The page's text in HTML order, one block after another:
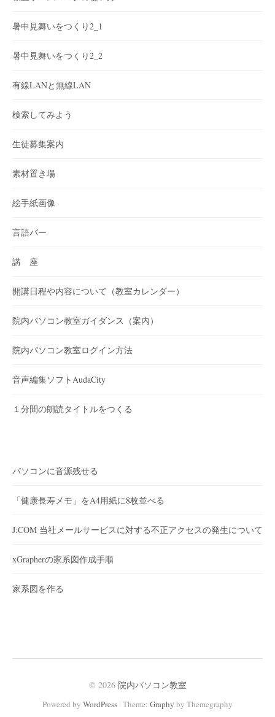
暑中見舞いをつくり2_1
暑中見舞いをつくり2_2
有線LANと無線LAN
検索してみよう
生徒募集案内
素材置き場
絵手紙画像
言語バー
講 座
開講日程や内容について（教室カレンダー）
院内パソコン教室ガイダンス（案内）
院内パソコン教室ログイン方法
音声編集ソフトAudaCity
１分間の朗読タイトルをつくる
パソコンに音源残せる
「健康長寿メモ」をA4用紙に8枚並べる
J:COM 当社メールサービスに対する不正アクセスの発生について
xGrapherの家系図作成手順
家系図を作る
© 2026 院内パソコン教室
Powered by WordPress | Theme: Graphy by Themegraphy